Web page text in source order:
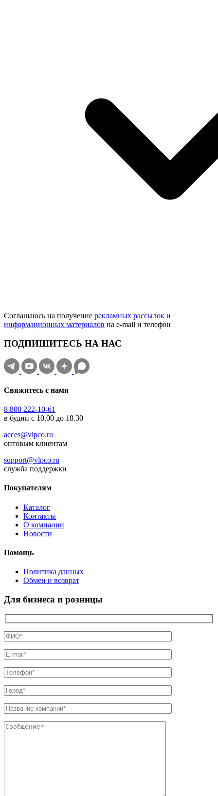
Соглашаюсь на получение рекламных рассылок и
информационных материалов на e‑mail и телефон
ПОДПИШИТЕСЬ НА НАС
Свяжитесь с нами
8 800 222-10-61
в будни с 10.00 до 18.30
acces@vlpco.ru
оптовым клиентам
support@vlpco.ru
служба поддержки
Покупателям
Каталог
Контакты
О компании
Новости
Помощь
Политика данных
Обмен и возврат
Для бизнеса и розницы